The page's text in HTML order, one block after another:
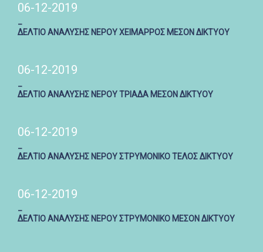
06-12-2019
ΔΕΛΤΙΟ ΑΝΑΛΥΣΗΣ ΝΕΡΟΥ ΧΕΙΜΑΡΡΟΣ ΜΕΣΟΝ ΔΙΚΤΥΟΥ
06-12-2019
ΔΕΛΤΙΟ ΑΝΑΛΥΣΗΣ ΝΕΡΟΥ ΤΡΙΑΔΑ ΜΕΣΟΝ ΔΙΚΤΥΟΥ
06-12-2019
ΔΕΛΤΙΟ ΑΝΑΛΥΣΗΣ ΝΕΡΟΥ ΣΤΡΥΜΟΝΙΚΟ ΤΕΛΟΣ ΔΙΚΤΥΟΥ
06-12-2019
ΔΕΛΤΙΟ ΑΝΑΛΥΣΗΣ ΝΕΡΟΥ ΣΤΡΥΜΟΝΙΚΟ ΜΕΣΟΝ ΔΙΚΤΥΟΥ